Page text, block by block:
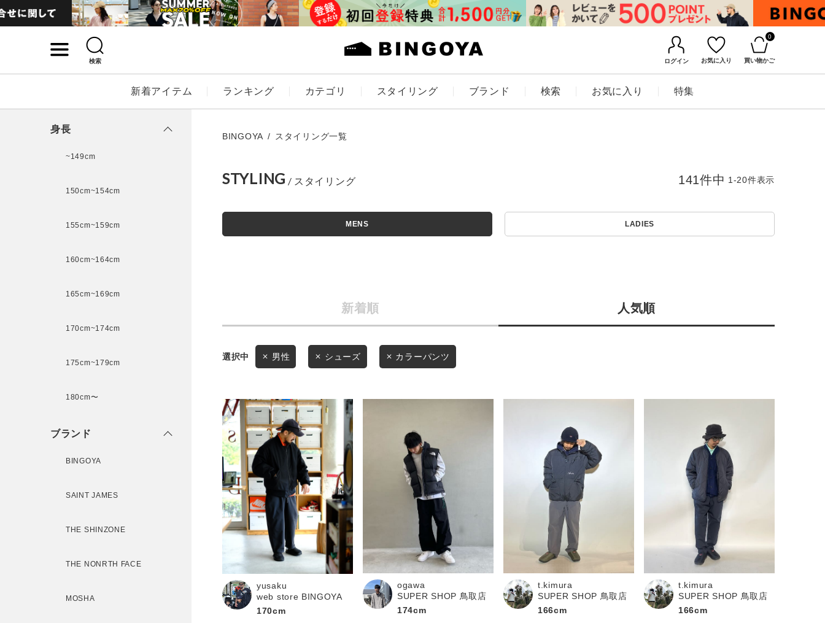
検索 ログイン お気に入り
0
買い物かご
新着アイテム ランキング カテゴリ スタイリング ブランド 検索 お気に入り 特集
ログイン / マイページ
条件絞り込み検索
カテゴリから探す
スタイリングから探す
ブランドから探す
店舗一覧
会社概要
お知らせ・ご利用ガイド
お知らせ
ご利用ガイド
ギフトラッピング
お問い合わせ
無料公式アプリダウンロード
キーワード
価格
セール価格
在庫
在庫なし含む
この条件で絞り込む
身長
~149cm
150cm~154cm
155cm~159cm
160cm~164cm
165cm~169cm
170cm~174cm
175cm~179cm
180cm〜
ブランド
BINGOYA
SAINT JAMES
THE SHINZONE
THE NONRTH FACE
MOSHA
BINGOYA スタイリング一覧
STYLING
MENS LADIES
新着順 人気順
141件中 1-20件表示
男性 シューズ カラーパンツ
yusaku
web store BINGOYA
170cm
ogawa
SUPER SHOP 鳥取店
174cm
t.kimura
SUPER SHOP 鳥取店
166cm
t.kimura
SUPER SHOP 鳥取店
166cm